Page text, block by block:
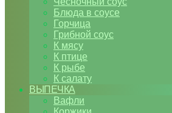
Блюда в соусе
Горчица
Грибной соус
К мясу
К птице
К рыбе
К салату
ВЫПЕЧКА
Вафли